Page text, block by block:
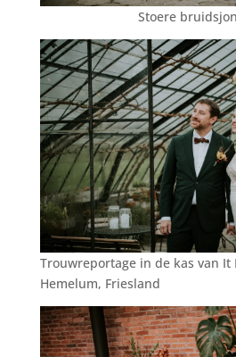
Stoere
Trouwreportage in de kas van It
Hemelum, Friesland